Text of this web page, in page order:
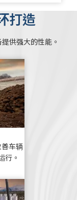
打造
供强大的性能。
车辆
行。